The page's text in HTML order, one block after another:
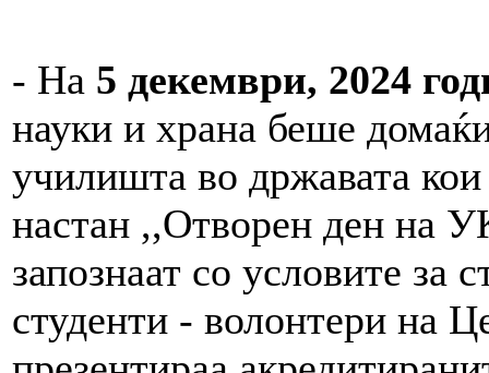
- На 5 декември, 2024
науки и храна беше
училишта во државата
настан ,,Отворен ден на
запознаат со условите
студенти - волонтери на